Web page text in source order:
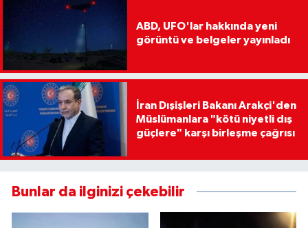
ABD, UFO'lar hakkında yeni
görüntü ve belgeler yayınladı
İran Dışişleri Bakanı Arakçi'den
Müslümanlara "kötü niyetli dış
güçlere" karşı birleşme çağrısı
Bunlar da ilginizi çekebilir